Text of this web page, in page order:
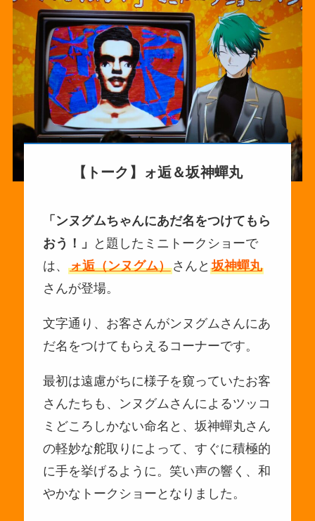
【トーク】ォ逅＆坂神蟬丸
「ンヌグムちゃんにあだ名をつけてもら
おう！」
と題したミニトークショーで
は、 ォ逅（ンヌグム）さんと 坂神蟬丸
さんが登場。
文字通り、お客さんがンヌグムさんにあ
だ名をつけてもらえるコーナーです。
最初は遠慮がちに様子を窺っていたお客
さんたちも、ンヌグムさんによるツッコ
ミどころしかない命名と、坂神蟬丸さん
の軽妙な舵取りによって、すぐに積極的
に手を挙げるように。笑い声の響く、和
やかなトークショーとなりました。